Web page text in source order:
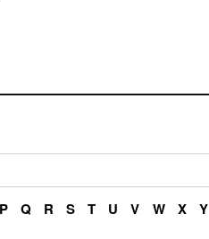
P Q R S T U V W X Y